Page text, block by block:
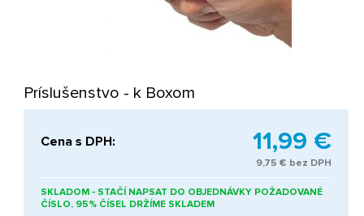
Príslušenstvo - k Boxom
Cena s DPH: 11,99 €
9,75 € bez DPH
SKLADOM - STAČÍ NAPSAT DO OBJEDNÁVKY POŽADOVANÉ
ČÍSLO, 95% ČÍSEL DRŽÍME SKLADEM